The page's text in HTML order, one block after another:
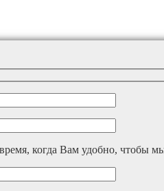
когда Вам удобно, чтобы